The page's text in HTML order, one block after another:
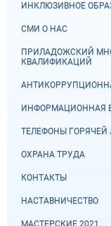
ИНКЛЮЗИВНОЕ
СМИ О НАС
ПРИЛАДОЖСКИЙ
КВАЛИФИКАЦИЙ
ИНФОРМАЦИОННАЯ
ТЕЛЕФОНЫ
ОХРАНА ТРУДА
КОНТАКТЫ
НАСТАВНИЧЕСТВО